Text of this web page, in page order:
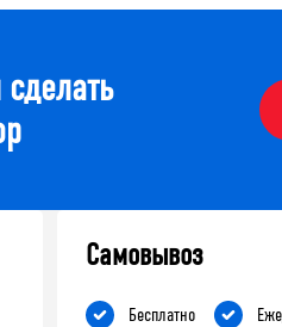
Самовывоз
Бесплатно